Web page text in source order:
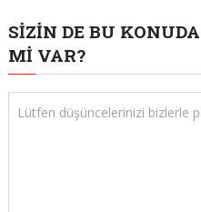
SIZIN DE BU
MI VAR?